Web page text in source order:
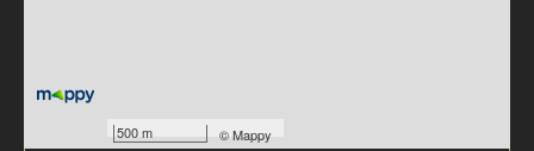
500 m ©Mappy